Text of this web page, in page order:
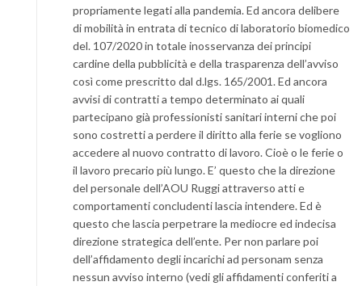
propriamente legati alla pandemia. Ed ancora delibere
di mobilità in entrata di tecnico di laboratorio biomedico
del. 107/2020 in totale inosservanza dei principi
cardine della pubblicità e della trasparenza dell’avviso
così come prescritto dal d.lgs. 165/2001. Ed ancora
avvisi di contratti a tempo determinato ai quali
partecipano già professionisti sanitari interni che poi
sono costretti a perdere il diritto alla ferie se vogliono
accedere al nuovo contratto di lavoro. Cioè o le ferie o
il lavoro precario più lungo. E’ questo che la direzione
del personale dell’AOU Ruggi attraverso atti e
comportamenti concludenti lascia intendere. Ed è
questo che lascia perpetrare la mediocre ed indecisa
direzione strategica dell’ente. Per non parlare poi
dell’affidamento degli incarichi ad personam senza
nessun avviso interno (vedi gli affidamenti conferiti a